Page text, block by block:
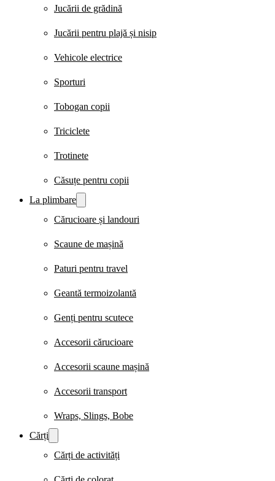
Jucării de grădină
Jucării pentru plajă și nisip
Vehicole electrice
Sporturi
Tobogan copii
Triciclete
Trotinete
Căsuțe pentru copii
La plimbare
Cărucioare și landouri
Scaune de mașină
Paturi pentru travel
Geantă termoizolantă
Genți pentru scutece
Accesorii cărucioare
Accesorii scaune mașină
Accesorii transport
Wraps, Slings, Bobe
Cărți
Cărți de activități